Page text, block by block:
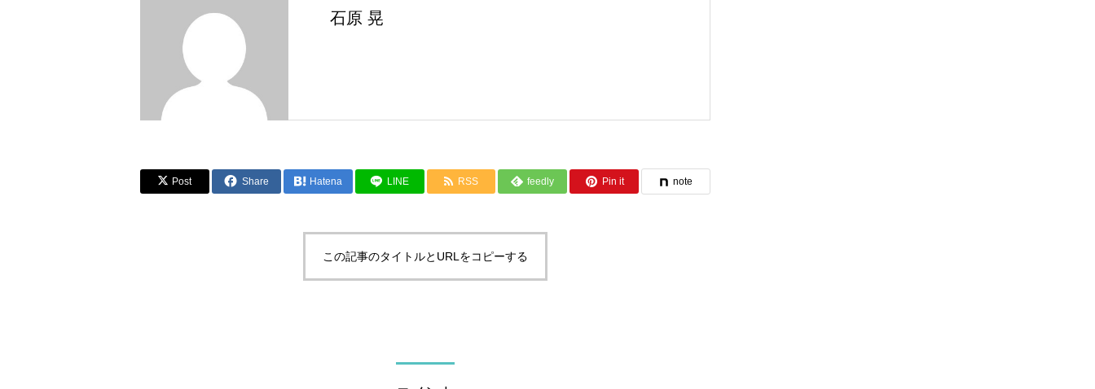
石原 晃
Post Share Hatena LINE RSS feedly Pin it note
この記事のタイトルとURLをコピーする